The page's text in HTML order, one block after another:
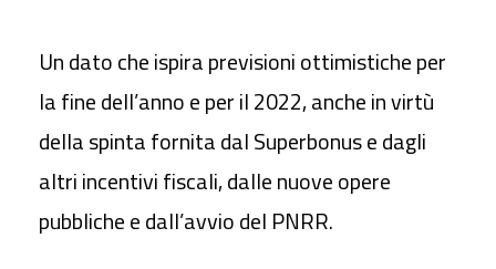
Un dato che ispira previsioni ottimistiche per
la fine dell’anno e per il 2022, anche in virtù
della spinta fornita dal Superbonus e dagli
altri incentivi fiscali, dalle nuove opere
pubbliche e dall’avvio del PNRR.